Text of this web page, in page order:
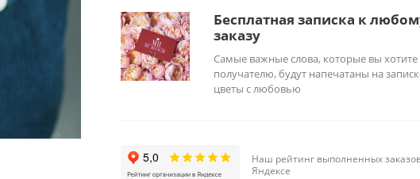
Бесплатная записка к
заказу
Самые важные слова, которые вы хотите
получателю, будут напечатаны на
цветы с любовью
Наш рейтинг выполненных
Яндексе